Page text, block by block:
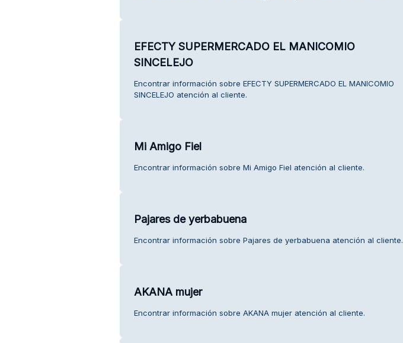
EFECTY SUPERMERCADO EL MANICOMIO
SINCELEJO
Encontrar información sobre EFECTY SUPERMERCADO EL MANICOMIO
SINCELEJO atención al cliente.
Mi Amigo Fiel
Encontrar información sobre Mi Amigo Fiel atención al cliente.
Pajares de yerbabuena
Encontrar información sobre Pajares de yerbabuena atención al cliente.
AKANA mujer
Encontrar información sobre AKANA mujer atención al cliente.